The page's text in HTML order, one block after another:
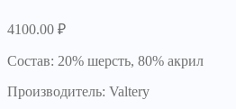
4100.00 ₽
Состав: 20% шерсть, 80% акрил
Производитель: Valtery